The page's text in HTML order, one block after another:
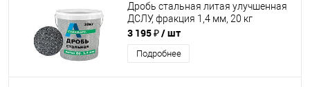
Дробь стальная литая улучшенная
ДСЛУ, фракция 1,4 мм, 20 кг
3 195 ₽/ шт
Подробнее